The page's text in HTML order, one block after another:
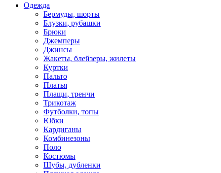
Одежда
Бермуды, шорты
Блузки, рубашки
Брюки
Джемперы
Джинсы
Жакеты, блейзеры, жилеты
Куртки
Пальто
Платья
Плащи, тренчи
Трикотаж
Футболки, топы
Юбки
Кардиганы
Комбинезоны
Поло
Костюмы
Шубы, дубленки